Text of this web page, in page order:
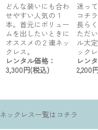
どんな装いにも合わ
せやすい人気の１
本。首元にボリュー
ムを出したいときに
オススメの２連ネッ
クレス。
レンタル価格：
3,300円(税込)
迷っ
コチ
長ら
ただ
ル大
ック
レン
2,200
ネックレス一覧はコチラ